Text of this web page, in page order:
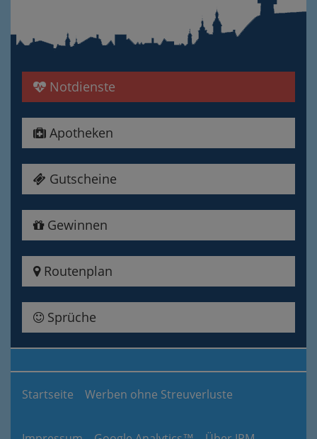
Notdienste
Apotheken
Gutscheine
Gewinnen
Routenplan
Sprüche
Startseite Werben ohne Streuverluste